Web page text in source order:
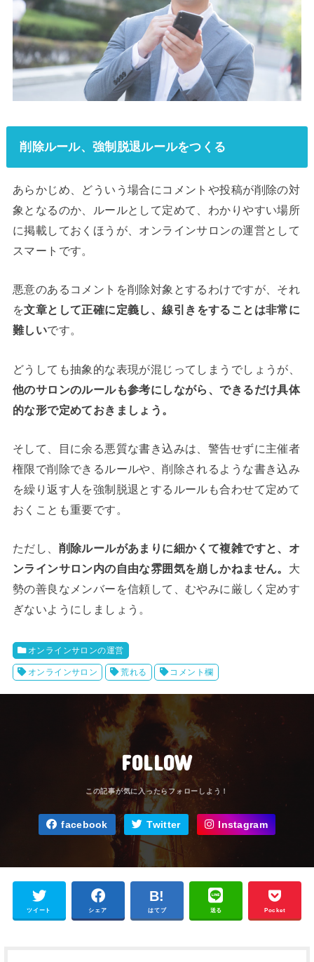
削除ルール、強制脱退ルールをつくる
あらかじめ、どういう場合にコメントや投稿が削除の対
象となるのか、ルールとして定めて、わかりやすい場所
に掲載しておくほうが、オンラインサロンの運営として
スマートです。
悪意のあるコメントを削除対象とするわけですが、それ
を文章として正確に定義し、線引きをすることは非常に
難しいです。
どうしても抽象的な表現が混じってしまうでしょうが、
他のサロンのルールも参考にしながら、できるだけ具体
的な形で定めておきましょう。
そして、目に余る悪質な書き込みは、警告せずに主催者
権限で削除できるルールや、削除されるような書き込み
を繰り返す人を強制脱退とするルールも合わせて定めて
おくことも重要です。
ただし、 削除ルールがあまりに細かくて複雑ですと、オ
ンラインサロン内の自由な雰囲気を崩しかねません。 大
勢の善良なメンバーを信頼して、むやみに厳しく定めす
ぎないようにしましょう。
オンラインサロンの運営
オンラインサロン 荒れる コメント欄
FOLLOW
facebook Twitter Instagram
ツイート シェア はてブ 送る Pocket